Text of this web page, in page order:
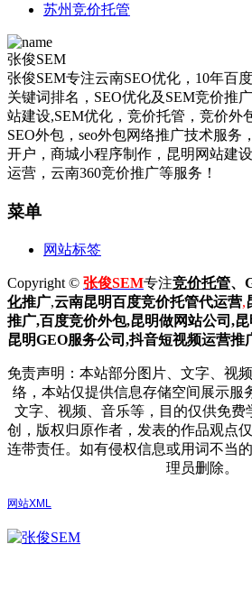
苏州竞价托管
张俊SEM
张俊SEM专注云南SEO优化，10年百
关键词排名，SEO优化及SEM竞价推
站建设,SEM优化，竞价托管，竞价外
SEO外包，seo外包网络推广技术服务
开户，商城小程序制作，昆明网站建
运营，云南360竞价推广等服务！
菜单
网站标签
Copyright © 张俊SEM专注竞价托管、
化推广,云南昆明百度竞价托管代运营,
推广,百度竞价外包,昆明做网站公司,
昆明GEO服务公司,抖音短视频运营推
免责声明：本站部分图片、文字、视
络，本站仅提供信息存储空间展示服
文字、视频、音乐等，目的仅供免费
创，版权归原作者，发表的作品观点
连带责任。如有侵权信息或用词不当
理员删除。
网站XML